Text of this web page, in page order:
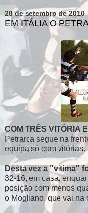
28 de setembro de 2010
EM ITÁLIA O
COM TRÊS VITÓRIA
Petrarca segue na
equipa só com vitórias.
Desta vez a "vítima"
32-16, em casa,
posição com menos
o Mogliano, que vai na